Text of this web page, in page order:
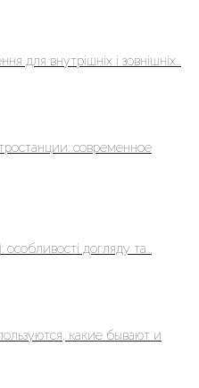
для внутрішніх і зовнішніх...
современное
догляду та...
какие бывают и